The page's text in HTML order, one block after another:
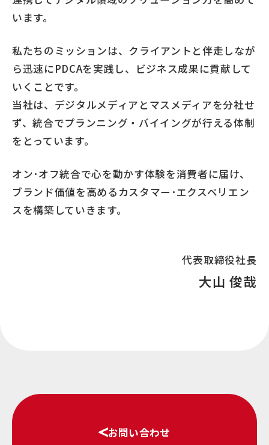
います。
私たちのミッションは、クライアントと伴走しなが
ら迅速にPDCAを実践し、
ビジネス成果に貢献して
いくことです。
当社は、デジタルメディアとマスメディアを分社せ
ず、統合でプランニング・バイイングが行える体制
をとっています。
オン･オフ統合で心を動かす体験を消費者に届け、
ブランド価値を高めるカスタマー･エクスペリエン
スを構築していきます。
代表取締役社長
大山 俊哉
お問い合わせ